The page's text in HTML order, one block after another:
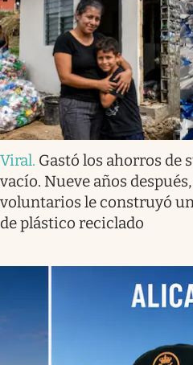
Viral. Gastó los ahorros de
vacío. Nueve años
voluntarios le construyó
de plástico reciclado